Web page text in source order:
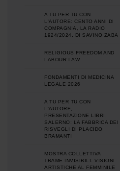
A TU PER TU CON
L'AUTORE: CENTO ANNI DI
COMPAGNIA, LA RADIO
1924/2024, DI SAVINO ZABA
RELIGIOUS FREEDOM AND
LABOUR LAW
FONDAMENTI DI MEDICINA
LEGALE 2026
A TU PER TU CON
L'AUTORE,
PRESENTAZIONE LIBRI,
SALERNO: LA FABBRICA DEI
RISVEGLI DI PLACIDO
BRAMANTI
MOSTRA COLLETTIVA
TRAME INVISIBILI: VISIONI
ARTISTICHE AL FEMMINILE